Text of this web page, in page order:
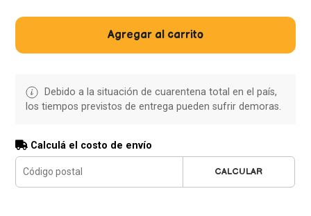
Agregar al carrito
Debido a la situación de cuarentena total en el país,
los tiempos previstos de entrega pueden sufrir demoras.
Calculá el costo de envío
CALCULAR